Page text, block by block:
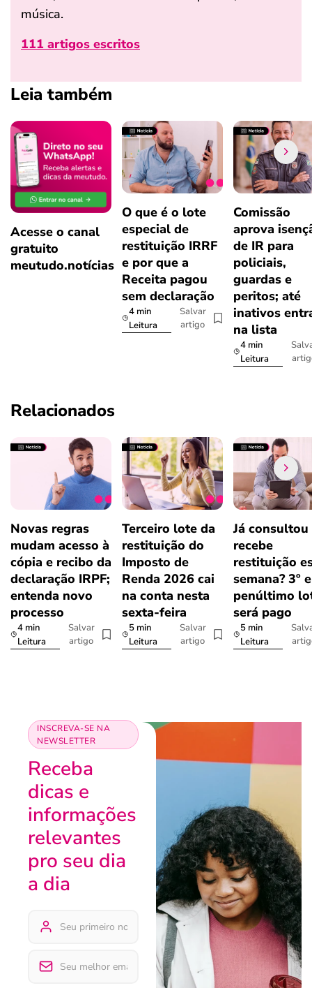
música.
111 artigos escritos
Leia também
Acesse o canal
gratuito
meutudo.notícias
O que é o lote
especial de
restituição IRRF
e por que a
Receita pagou
sem declaração
4 min
Leitura
Salvar
artigo
Comissão
aprova
de IR para
policiais,
guardas e
peritos; até
inativos
na lista
4 min
Leitura
Relacionados
Novas regras
mudam acesso à
cópia e recibo da
declaração IRPF;
entenda novo
processo
4 min
Leitura
Salvar
artigo
Terceiro lote da
restituição do
Imposto de
Renda 2026 cai
na conta nesta
sexta-feira
5 min
Leitura
Salvar
artigo
Já consultou
recebe
restituição
semana? 3º e
penúltimo
será pago
5 min
Leitura
INSCREVA-SE NA
NEWSLETTER
Receba
dicas e
informações
relevantes
pro seu dia
a dia